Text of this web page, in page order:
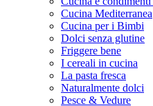
Cucina Mediterranea
Cucina per i Bimbi
Dolci senza glutine
Friggere bene
I cereali in cucina
La pasta fresca
Naturalmente dolci
Pesce & Vedure